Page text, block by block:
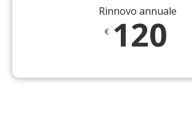
Rinnovo annuale
€ 120